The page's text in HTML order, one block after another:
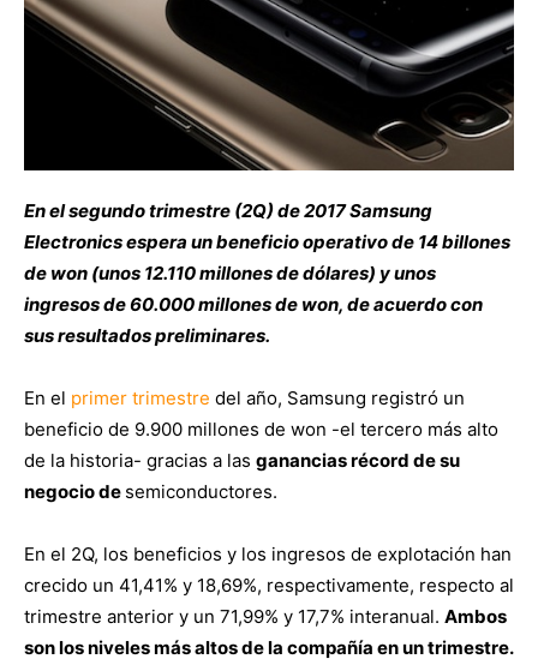
En el segundo trimestre (2Q) de 2017 Samsung
Electronics espera un beneficio operativo de 14 billones
de won (unos 12.110 millones de dólares) y unos
ingresos de 60.000 millones de won, de acuerdo con
sus resultados preliminares.
En el primer trimestre del año, Samsung registró un
beneficio de 9.900 millones de won -el tercero más alto
de la historia- gracias a las ganancias récord de su
negocio de semiconductores.
En el 2Q, los beneficios y los ingresos de explotación han
crecido un 41,41% y 18,69%, respectivamente, respecto al
trimestre anterior y un 71,99% y 17,7% interanual. Ambos
son los niveles más altos de la compañía en un trimestre.